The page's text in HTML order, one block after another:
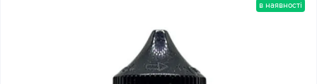
в наявності